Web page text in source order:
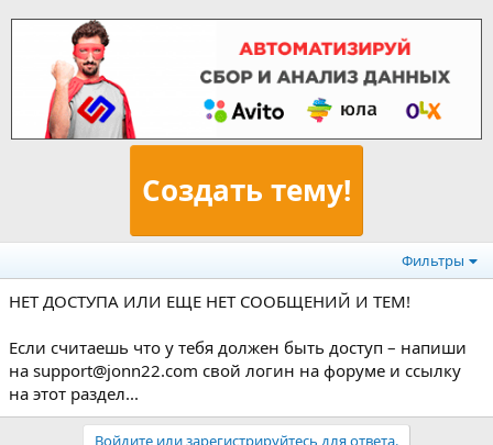
Создать тему!
Фильтры
НЕТ ДОСТУПА ИЛИ ЕЩЕ НЕТ СООБЩЕНИЙ И ТЕМ!
Если считаешь что у тебя должен быть доступ – напиши
на support@jonn22.com свой логин на форуме и ссылку
на этот раздел...
Войдите или зарегистрируйтесь для ответа.